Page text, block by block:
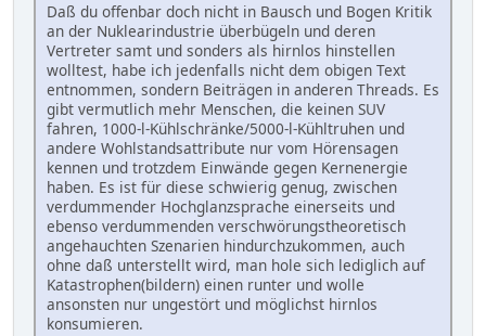
Daß du offenbar doch nicht in Bausch und Bogen Kritik
an der Nuklearindustrie überbügeln und deren
Vertreter samt und sonders als hirnlos hinstellen
wolltest, habe ich jedenfalls nicht dem obigen Text
entnommen, sondern Beiträgen in anderen Threads. Es
gibt vermutlich mehr Menschen, die keinen SUV
fahren, 1000-l-Kühlschränke/5000-l-Kühltruhen und
andere Wohlstandsattribute nur vom Hörensagen
kennen und trotzdem Einwände gegen Kernenergie
haben. Es ist für diese schwierig genug, zwischen
verdummender Hochglanzsprache einerseits und
ebenso verdummenden verschwörungstheoretisch
angehauchten Szenarien hindurchzukommen, auch
ohne daß unterstellt wird, man hole sich lediglich auf
Katastrophen(bildern) einen runter und wolle
ansonsten nur ungestört und möglichst hirnlos
konsumieren.